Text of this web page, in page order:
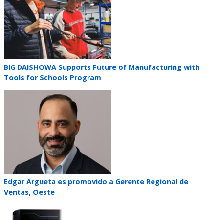
Teaser
title
BIG DAISHOWA Supports Future of Manufacturing with
Tools for Schools Program
Teaser
title
Edgar Argueta es promovido a Gerente Regional de
Ventas, Oeste
Teaser